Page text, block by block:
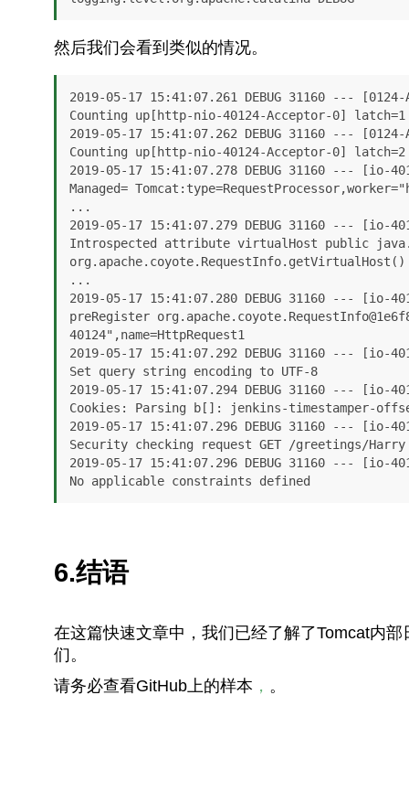
然后我们会看到类似的情况。
2019-05-17 15:41:07.261 DEBUG 31160 ---
Counting up[http-nio-40124-Acceptor-0] latch=1
2019-05-17 15:41:07.262 DEBUG 31160 ---
Counting up[http-nio-40124-Acceptor-0] latch=2
2019-05-17 15:41:07.278 DEBUG 31160 ---
Managed=
...
2019-05-17 15:41:07.279 DEBUG 31160 --- [io-
Introspected attribute virtualHost public
...
2019-05-17 15:41:07.280 DEBUG 31160 --- [io-
preRegister
40124",name=HttpRequest1
2019-05-17 15:41:07.292 DEBUG 31160 ---
Set query string encoding to UTF-8
2019-05-17 15:41:07.294 DEBUG 31160 ---
Cookies: Parsing b[]: jenkins-timestamper-
2019-05-17 15:41:07.296 DEBUG 31160 ---
Security checking request GET /greetings/Harry
2019-05-17 15:41:07.296 DEBUG 31160 ---
No applicable constraints defined
6.结语
在这篇快速文章中，我们已经了解了Tomcat内
们。
请务必查看GitHub上的样本 ， 。